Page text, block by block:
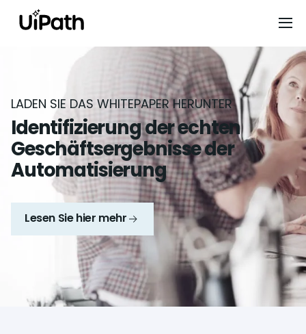
LADEN SIE DAS WHITEPAPER HERUNTER
Identifizierung der echten
Geschäftsergebnisse der
Automatisierung
Lesen Sie hier mehr